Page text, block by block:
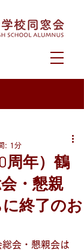
周年）鶴
・懇親
終了のお
: 1分
会・懇親会は